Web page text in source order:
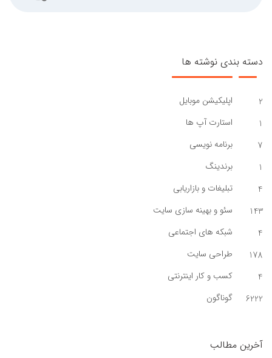
دسته بندی نوشته ها
2
اپلیکیشن موبایل
1
استارت آپ ها
7
برنامه نویسی
1
برندینگ
4
تبلیغات و بازاریابی
143
سئو و بهینه سازی سایت
4
شبکه های اجتماعی
178
طراحی سایت
4
کسب و کار اینترنتی
6222
گوناگون
آخرین مطالب